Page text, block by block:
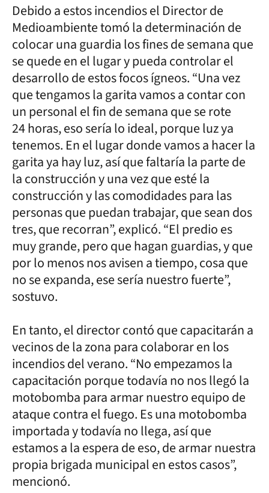
Debido a estos incendios el Director de
Medioambiente tomó la determinación de
colocar una guardia los fines de semana que
se quede en el lugar y pueda controlar el
desarrollo de estos focos ígneos. “Una vez
que tengamos la garita vamos a contar con
un personal el fin de semana que se rote
24 horas, eso sería lo ideal, porque luz ya
tenemos. En el lugar donde vamos a hacer la
garita ya hay luz, así que faltaría la parte de
la construcción y una vez que esté la
construcción y las comodidades para las
personas que puedan trabajar, que sean dos
tres, que recorran”, explicó. “El predio es
muy grande, pero que hagan guardias, y que
por lo menos nos avisen a tiempo, cosa que
no se expanda, ese sería nuestro fuerte”,
sostuvo.
En tanto, el director contó que capacitarán a
vecinos de la zona para colaborar en los
incendios del verano. “No empezamos la
capacitación porque todavía no nos llegó la
motobomba para armar nuestro equipo de
ataque contra el fuego. Es una motobomba
importada y todavía no llega, así que
estamos a la espera de eso, de armar nuestra
propia brigada municipal en estos casos”,
mencionó.